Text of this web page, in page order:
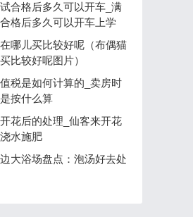
合格后多久可以开车_满
格后多久可以开车上学
哪儿买比较好呢（布偶猫
比较好呢图片）
税是如何计算的_卖房时
按什么算
花后的处理_仙客来开花
水施肥
大浴场盘点：泡汤好去处